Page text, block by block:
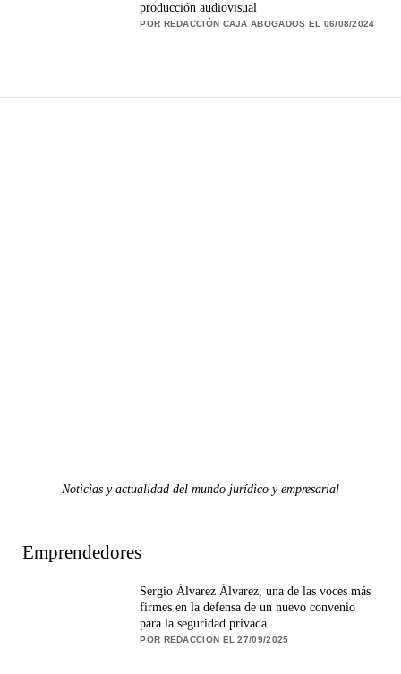
producción audiovisual
POR REDACCIÓN CAJA ABOGADOS EL 06/08/2024
Noticias y actualidad del mundo jurídico y empresarial
Emprendedores
Sergio Álvarez Álvarez, una de las voces más
firmes en la defensa de un nuevo convenio
para la seguridad privada
POR REDACCION EL 27/09/2025